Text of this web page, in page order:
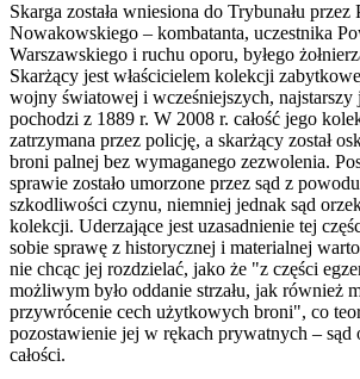
Skarga została wniesiona do Trybunału przez
Nowakowskiego – kombatanta, uczestnika
Warszawskiego i ruchu oporu, byłego
Skarżący jest właścicielem kolekcji
wojny światowej i wcześniejszych, najstarszy
pochodzi z 1889 r. W 2008 r. całość jego
zatrzymana przez policję, a skarżący został
broni palnej bez wymaganego zezwolenia.
sprawie zostało umorzone przez sąd z
szkodliwości czynu, niemniej jednak sąd
kolekcji. Uderzające jest uzasadnienie tej
sobie sprawę z historycznej i materialnej
nie chcąc jej rozdzielać, jako że "z części
możliwym było oddanie strzału, jak również
przywrócenie cech użytkowych broni", co
pozostawienie jej w rękach prywatnych – sąd
całości.